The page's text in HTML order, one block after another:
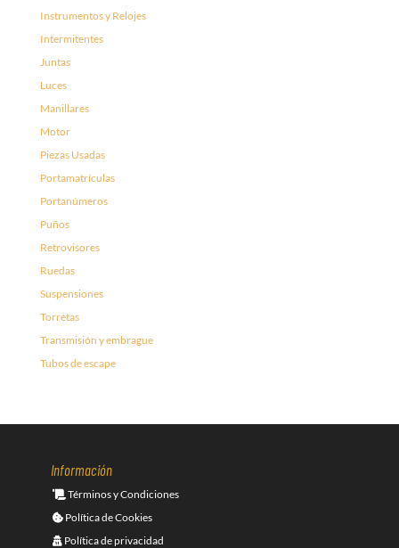
Instrumentos y Relojes
Intermitentes
Juntas
Luces
Manillares
Motor
Piezas Usadas
Portamatrículas
Portanúmeros
Puños
Retrovisores
Ruedas
Suspensiones
Torretas
Transmisión y embrague
Tubos de escape
Información
Términos y Condiciones
Política de Cookies
Política de privacidad